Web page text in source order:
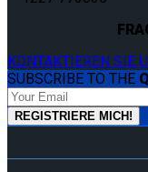
KONTAKTIEREN SIE
SUBSCRIBE TO THE